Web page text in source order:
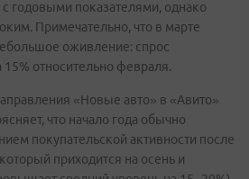
годовыми показателями, однако
Примечательно, что в марте
оживление: спрос
15% относительно февраля.
«Новые авто» в «Авито»
что начало года обычно
покупательской активности после
приходится на осень и